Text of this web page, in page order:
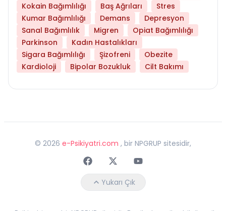
Kokain Bağımlılığı
Baş Ağrıları
Stres
Kumar Bağımlılığı
Demans
Depresyon
Sanal Bağımlılık
Migren
Opiat Bağımlılığı
Parkinson
Kadın Hastalıkları
Sigara Bağımlılığı
Şizofreni
Obezite
Kardioloji
Bipolar Bozukluk Cilt Bakımı
© 2026 e-Psikiyatri.com , bir NPGRUP sitesidir,
FaceebokTwitterYoutube
Yukarı Çık